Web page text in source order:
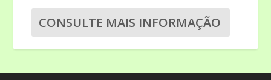
CONSULTE MAIS INFORMAÇÃO